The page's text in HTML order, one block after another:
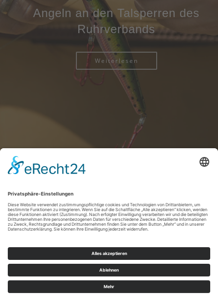
Angeln an den Talsperren des
Ruhrverbands
Weiterlesen
Impressum|Datenschutzerklärung|Barrierefreiheitserklärung|
Kontakt
E: info@sauerland.com
Cookie-Einstellungen